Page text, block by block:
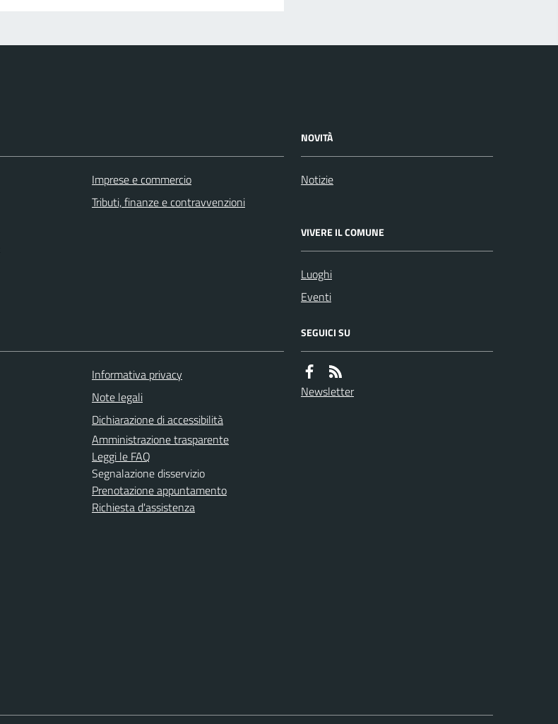
Imprese e commercio
Tributi, finanze e contravvenzioni
NOVITÀ
Notizie
VIVERE IL COMUNE
Luoghi
Eventi
Informativa privacy
Note legali
Dichiarazione di accessibilità
Amministrazione trasparente
Leggi le FAQ
Segnalazione disservizio
Prenotazione appuntamento
Richiesta d'assistenza
SEGUICI SU
Newsletter